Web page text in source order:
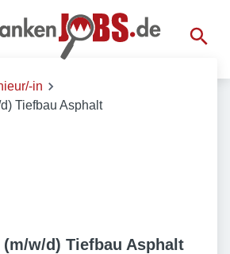
in
Tiefbau Asphalt
w/d) Tiefbau Asphalt